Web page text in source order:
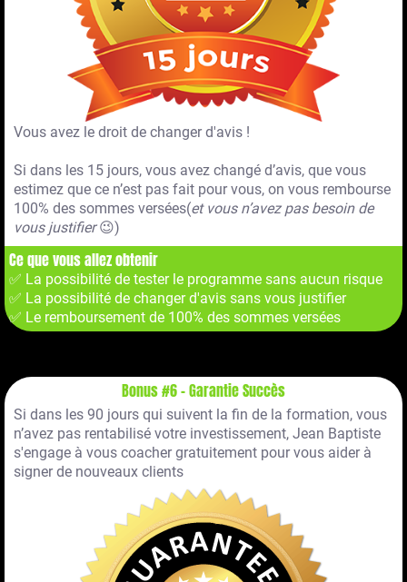
Vous avez le droit de changer d'avis !
Si dans les 15 jours, vous avez changé d’avis, que vous
estimez que ce n’est pas fait pour vous, on vous rembourse
100% des sommes versées(et vous n’avez pas besoin de
vous justifier😉)
Ce que vous allez obtenir
✅ La possibilité de tester le programme sans aucun risque
✅ La possibilité de changer d'avis sans vous justifier
✅ Le remboursement de 100% des sommes versées
Bonus #6 - Garantie Succès
Si dans les 90 jours qui suivent la fin de la formation, vous
n’avez pas rentabilisé votre investissement, Jean Baptiste
s'engage à vous coacher gratuitement pour vous aider à
signer de nouveaux clients